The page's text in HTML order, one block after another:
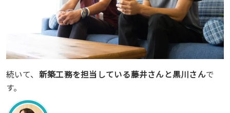
続いて、 新築工務を担当している藤井さんと黒川さんで
す。